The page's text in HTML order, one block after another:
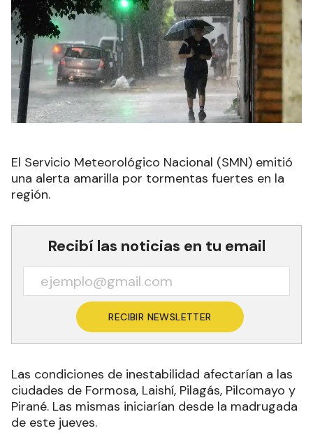
El Servicio Meteorológico Nacional (SMN) emitió
una alerta amarilla por tormentas fuertes en la
región.
Recibí las noticias en tu email
RECIBIR NEWSLETTER
Las condiciones de inestabilidad afectarían a las
ciudades de Formosa, Laishí, Pilagás, Pilcomayo y
Pirané. Las mismas iniciarían desde la madrugada
de este jueves.